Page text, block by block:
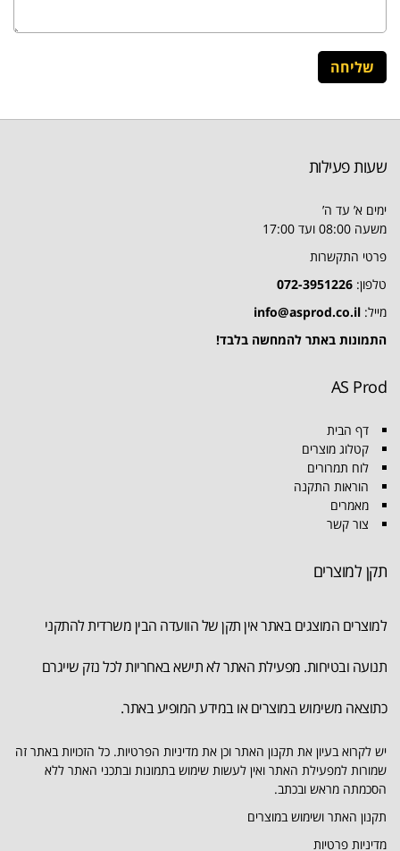
שעות פעילות
ימים א’ עד ה’
משעה 08:00 ועד 17:00
פרטי התקשרות
טלפון: 072-3951226
מייל: info@asprod.co.il
התמונות באתר להמחשה בלבד!
AS Prod
דף הבית
קטלוג מוצרים
לוח תמרורים
הוראות התקנה
מאמרים
צור קשר
תקן למוצרים
למוצרים המוצגים באתר אין תקן של הוועדה הבין משרדית להתקני
תנועה ובטיחות. מפעילת האתר לא תישא באחריות לכל נזק שייגרם
כתוצאה משימוש במוצרים או במידע המופיע באתר.
יש לקרוא בעיון את תקנון האתר וכן את מדיניות הפרטיות. כל הזכויות באתר זה
שמורות למפעילת האתר ואין לעשות שימוש בתמונות ובתכני האתר ללא
הסכמתה מראש ובכתב.
תקנון האתר ושימוש במוצרים
מדיניות פרטיות